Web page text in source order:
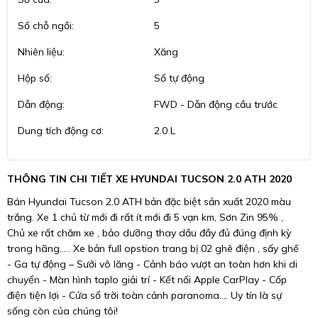
Số chỗ ngồi: 5
Nhiên liệu: Xăng
Hộp số: Số tự động
Dẫn động: FWD - Dẫn động cầu trước
Dung tích động cơ: 2.0 L
THÔNG TIN CHI TIẾT XE HYUNDAI TUCSON 2.0 ATH 2020
Bán Hyundai Tucson 2.0 ATH bản đặc biệt sản xuất 2020 màu
trắng. Xe 1 chủ từ mới đi rất ít mới đi 5 vạn km, Sơn Zin 95% ,
Chủ xe rất chăm xe , bảo dưỡng thay dầu đầy đủ đúng định kỳ
trong hãng..... Xe bản full opstion trang bị 02 ghê điện , sấy ghế
- Ga tự động – Sưởi vô lăng - Cảnh báo vượt an toàn hơn khi di
chuyển - Màn hình taplo giải trí - Kết nối Apple CarPlay - Cốp
điện tiện lợi - Cửa sổ trời toàn cảnh paranoma.... Uy tín là sự
sống còn của chúng tôi!